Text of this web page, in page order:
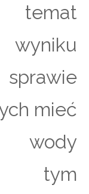
temat
wyniku
mieć
tym